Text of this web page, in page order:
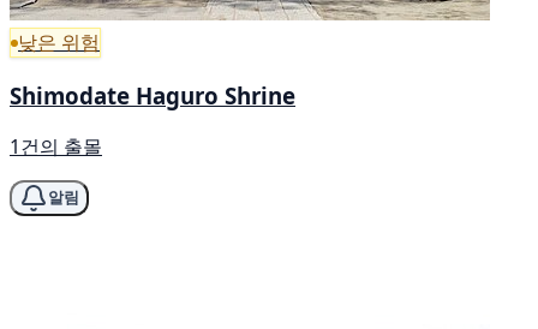
낮은 위험
Shimodate Haguro Shrine
1건의 출몰
알림